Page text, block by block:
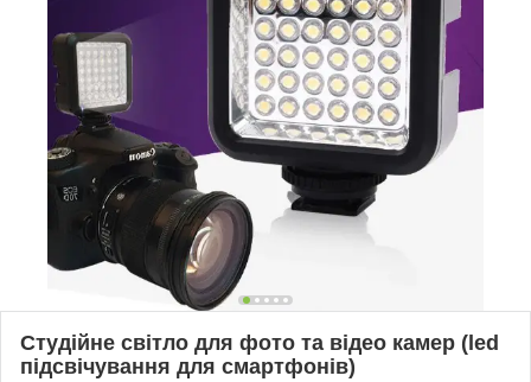
Студійне світло для фото та відео камер (led
підсвічування для смартфонів)